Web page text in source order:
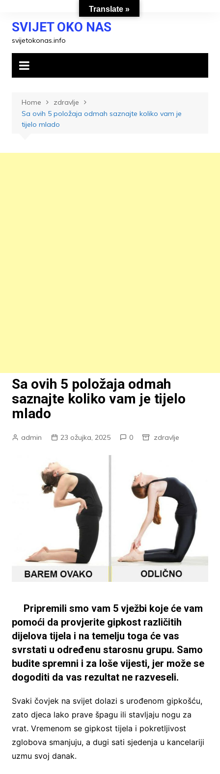
contentSVIJET OKO NAS
svijetokonas.info
Home
zdravlje
Sa ovih 5 položaja odmah saznajte koliko vam je
tijelo mlado
Sa ovih 5 položaja odmah
saznajte koliko vam je tijelo
mlado
admin 23 ožujka, 2025 0 zdravlje
Pripremili smo vam 5 vježbi koje će vam
pomoći da provjerite gipkost različitih
dijelova tijela i na temelju toga će vas
svrstati u određenu starosnu grupu. Samo
budite spremni i za loše vijesti, jer može se
dogoditi da vas rezultat ne razveseli.
Svaki čovjek na svijet dolazi s urođenom gipkošću,
zato djeca lako prave špagu ili stavljaju nogu za
vrat. Vremenom se gipkost tijela i pokretljivost
zglobova smanjuju, a dugi sati sjedenja u kancelariji
uzmu svoj danak.
Translate »